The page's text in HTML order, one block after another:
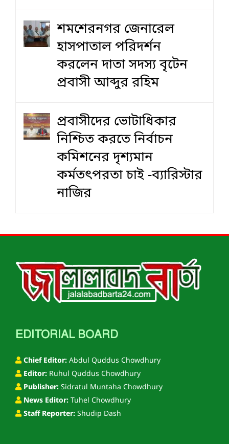
শমশেরনগর জেনারেল
হাসপাতাল পরিদর্শন
করলেন দাতা সদস্য বৃটেন
প্রবাসী আব্দুর রহিম
প্রবাসীদের ভোটাধিকার
নিশ্চিত করতে নির্বাচন
কমিশনের দৃশ‍্যমান
কর্মতৎপরতা চাই -ব্যারিস্টার
নাজির
EDITORIAL BOARD
Chief Editor: Abdul Quddus Chowdhury
Editor: Ruhul Quddus Chowdhury
Publisher: Sidratul Muntaha Chowdhury
News Editor: Tuhel Chowdhury
Staff Reporter: Shudip Dash